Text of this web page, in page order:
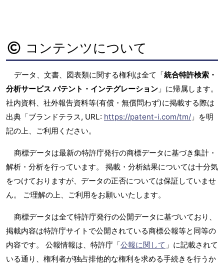
コンテンツについて
データ、文書、図表類に関する権利は全て「統合特許検索・
分析サービス パテント・インテグレーション 」に帰属します。
社内資料、社外報告資料等(有償・無償問わず)に掲載する際は
出典「ブランドテラス, URL: https://patent-i.com/tm/ 」を明
記の上、ご利用ください。
商標データは最新の特許庁発行の商標データに基づき集計・
解析・分析を行っています。 掲載・分析結果については十分気
をつけておりますが、データの正否については保証していませ
ん。 ご理解の上、ご利用をお願いいたします。
商標データは全て特許庁発行の公開データに基づいており、
掲載内容は特許庁サイトで公開されている商標公報等と同等の
内容です。 公報情報は、特許庁「公報に関して 」に記載されて
いる通り、権利者が独占排他的な権利を求める手続きを行うか